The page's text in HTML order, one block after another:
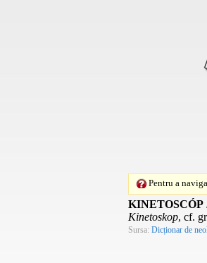
Pentru a
KINETOSCÓP
Kinetoskop, cf.
Sursa: Dicționar de